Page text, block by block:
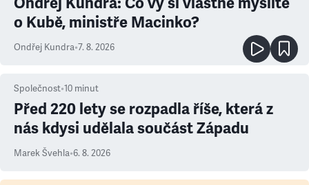
o Kubě, ministře Macinko?
Ondřej Kundra•7. 8. 2026
Společnost•10 minut
Před 220 lety se rozpadla říše, která z
nás kdysi udělala součást Západu
Marek Švehla•6. 8. 2026